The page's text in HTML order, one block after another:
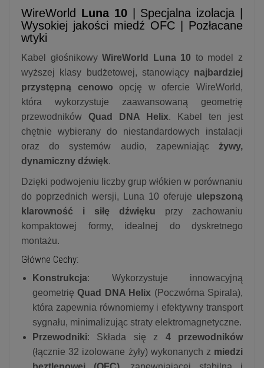
WireWorld Luna 10| Specjalna izolacja |
Wysokiej jakości miedź OFC | Pozłacane
wtyki
Kabel głośnikowyWireWorld Luna 10 to model z
wyższej klasy budżetowej, stanowiący najbardziej
przystępną cenowo opcję w ofercie WireWorld,
która wykorzystuje zaawansowaną geometrię
przewodników Quad DNA Helix. Kabel ten jest
chętnie wybierany do niestandardowych instalacji
oraz do systemów audio, zapewniając żywy,
dynamiczny dźwięk.
Dzięki podwojeniu liczby grup włókien w porównaniu
do poprzednich wersji, Luna 10 oferuje ulepszoną
klarowność i siłę dźwięku przy zachowaniu
kompaktowej formy, idealnej do dyskretnego
montażu.
Główne Cechy:
Konstrukcja: Wykorzystuje innowacyjną
geometrięQuad DNA Helix (Poczwórna Spirala),
która zapewnia równomierny i efektywny transport
sygnału, minimalizując straty elektromagnetyczne.
Przewodniki: Składa się z 4 przewodników
(łącznie 32 izolowane żyły) wykonanych z miedzi